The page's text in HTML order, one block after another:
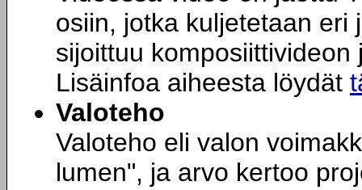
osiin, jotka kuljetetaan eri
sijoittuu
Lisäinfoa aiheesta löydät
Valoteho
Valoteho eli valon
lumen", ja arvo kertoo